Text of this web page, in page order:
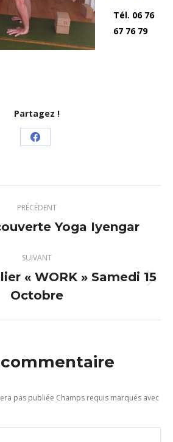
Tél. 06 76
67 76 79
Partagez !
Partager
Facebook
PRÉCÉDENT
Article
:
Yoga Iyengar
SUIVANT
Article
suivant
« WORK » Samedi 15
Octobre
pas publiée Champs requis marqués avec